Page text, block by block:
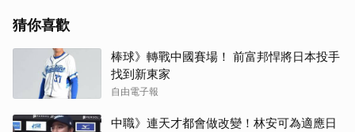
猜你喜歡
棒球》轉戰中國賽場！ 前富邦悍將日本投手
找到新東家
自由電子報
中職》連天才都會做改變！林安可為適應日